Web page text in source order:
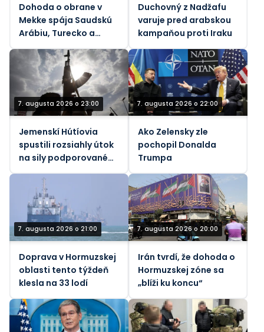
Dohoda o obrane v
Mekke spája Saudskú
Arábiu, Turecko a
Duchovný z Nadžafu
varuje pred arabskou
kampaňou proti Iraku
7. augusta 2026 o 23:00
Jemenskí Hútíovia
spustili rozsiahly útok
na sily podporované
Saudskou Arábiou
7. augusta 2026 o 22:00
Ako Zelensky zle
pochopil Donalda
Trumpa
7. augusta 2026 o 21:00
Doprava v Hormuzskej
oblasti tento týždeň
klesla na 33 lodí
7. augusta 2026 o 20:00
Irán tvrdí, že dohoda o
Hormuzskej zóne sa
„blíži ku koncu“